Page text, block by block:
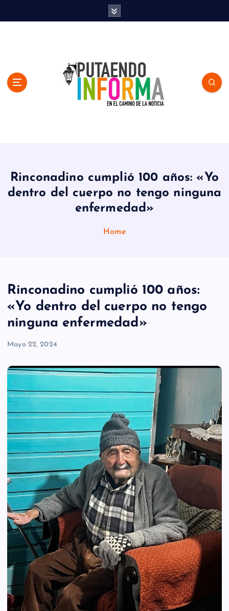
Rinconadino cumplió 100 años: «Yo
dentro del cuerpo no tengo ninguna
enfermedad»
Home
Rinconadino cumplió 100 años:
«Yo dentro del cuerpo no tengo
ninguna enfermedad»
Mayo 22, 2024